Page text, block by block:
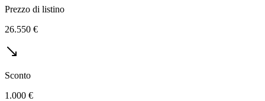
Prezzo di listino
26.550 €
Sconto
1.000 €